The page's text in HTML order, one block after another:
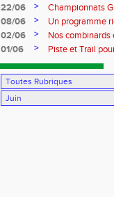
22/06
>
Championnats
08/06
>
Un programme
02/06
>
Nos
01/06
> Piste et Trail